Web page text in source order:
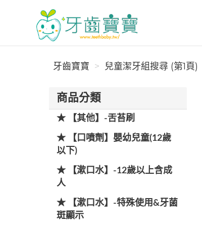
牙齒寶寶
牙齒寶寶 兒童潔牙組搜尋 (第1頁)
商品分類
★ 【其他】-舌苔刷
★ 【口噴劑】嬰幼兒童(12歲
以下)
★ 【漱口水】-12歲以上含成
人
★ 【漱口水】-特殊使用&牙菌
斑顯示